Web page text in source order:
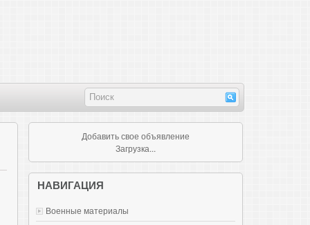
Добавить свое объявление
Загрузка...
НАВИГАЦИЯ
Военные материалы